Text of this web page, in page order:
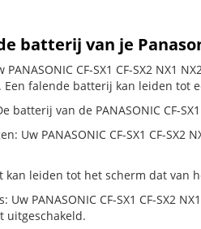
batterij van je
CF-SX1 CF-SX2 NX1
falende batterij kan leiden tot
batterij van de PANASONIC CF-
Uw PANASONIC CF-SX1 CF-
kan leiden tot het scherm dat van
PANASONIC CF-SX1 CF-SX2
uitgeschakeld.